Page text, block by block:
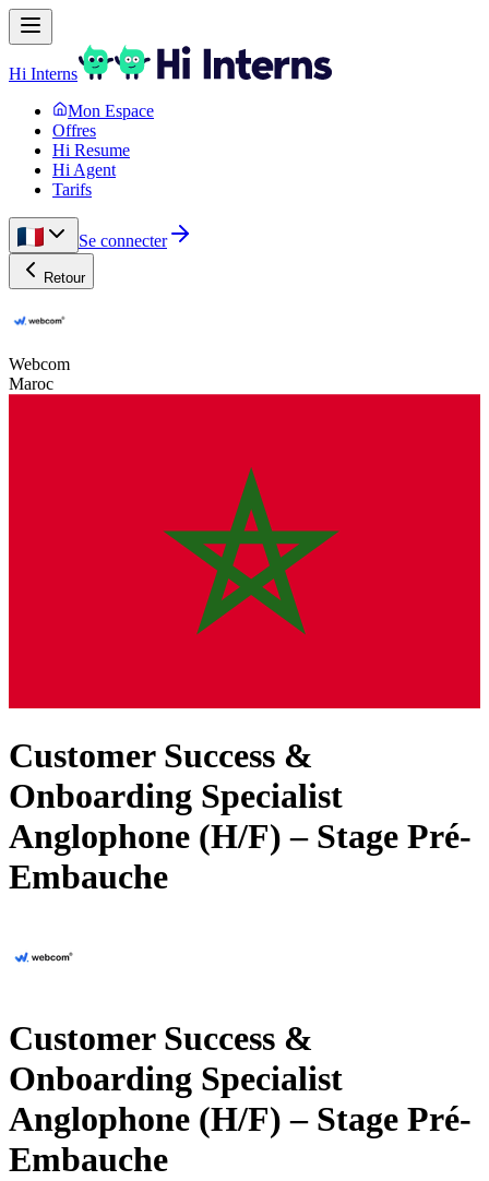
Hi Interns
Mon Espace
Offres
Hi Resume
Hi Agent
Tarifs
Se connecter
Retour
Webcom
Maroc
Customer Success &
Onboarding Specialist
Anglophone (H/F) – Stage Pré-
Embauche
Customer Success &
Onboarding Specialist
Anglophone (H/F) – Stage Pré-
Embauche